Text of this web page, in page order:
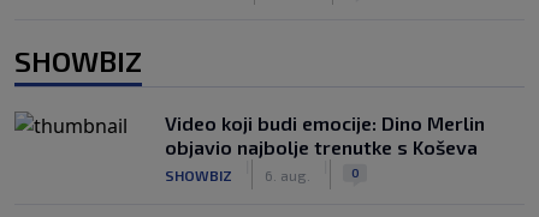
SHOWBIZ
Video koji budi emocije: Dino Merlin
objavio najbolje trenutke s Koševa
SHOWBIZ 6. aug. 0